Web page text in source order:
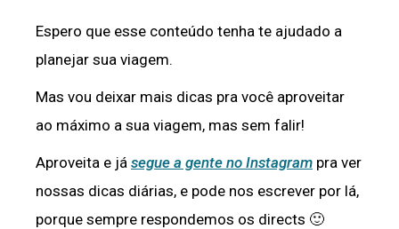
Espero que esse conteúdo tenha te ajudado a
planejar sua viagem.
Mas vou deixar mais dicas pra você aproveitar
ao máximo a sua viagem, mas sem falir!
Aproveita e já segue a gente no Instagram pra ver
nossas dicas diárias, e pode nos escrever por lá,
porque sempre respondemos os directs 🙂